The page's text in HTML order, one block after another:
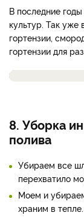
В последние
культур. Так уже
гортензии,
гортензии для
8. Уборка
полива
Убираем все
перехватило
Моем и
храним в тепле.